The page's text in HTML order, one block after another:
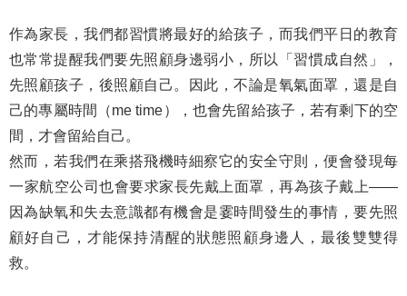
作為家長，我們都習慣將最好的給孩子，而我們平日的教育
也常常提醒我們要先照顧身邊弱小，所以「習慣成自然」，
先照顧孩子，後照顧自己。因此，不論是氧氣面罩，還是自
己的專屬時間（me time），也會先留給孩子，若有剩下的空
間，才會留給自己。
然而，若我們在乘搭飛機時細察它的安全守則，便會發現每
一家航空公司也會要求家長先戴上面罩，再為孩子戴上——
因為缺氧和失去意識都有機會是霎時間發生的事情，要先照
顧好自己，才能保持清醒的狀態照顧身邊人，最後雙雙得
救。